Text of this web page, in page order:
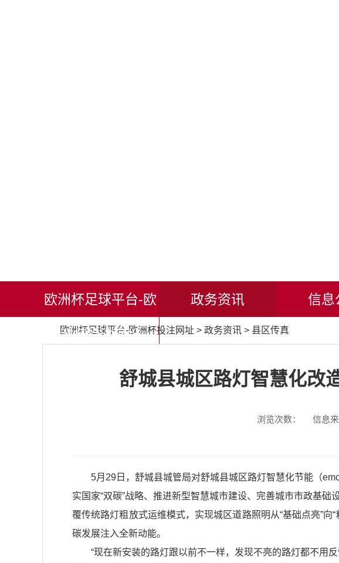
欧洲杯足球平台-欧
洲杯投注网址
政务资讯 信息
欧洲杯足球平台-欧洲杯投注网址 > 政务资讯 > 县区传真
舒城县城区路灯智慧化改
浏览次数： 信息
5月29日，舒城县城管局对舒城县城区路灯智慧化节能（
实国家“双碳”战略、推进新型智慧城市建设、完善城市市政基
覆传统路灯粗放式运维模式，实现城区道路照明从“基础点亮”
碳发展注入全新动能。
“现在新安装的路灯跟以前不一样，发现不亮的路灯都不用